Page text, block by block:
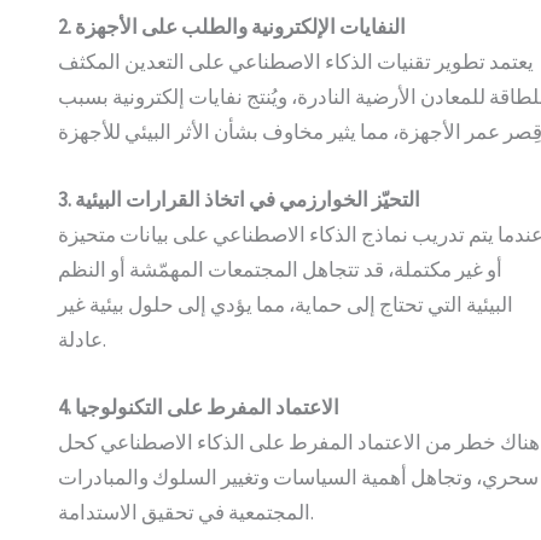
2. النفايات الإلكترونية والطلب على الأجهزة
يعتمد تطوير تقنيات الذكاء الاصطناعي على التعدين المكثف
للمعادن الأرضية النادرة، ويُنتج نفايات إلكترونية بسبب
3. التحيّز الخوارزمي في اتخاذ القرارات البيئية
يتم تدريب نماذج الذكاء الاصطناعي على بيانات متحيزة
أو غير مكتملة، قد تتجاهل المجتمعات المهمّشة أو النظم
البيئية التي تحتاج إلى حماية، مما يؤدي إلى حلول بيئية غير
عادلة.
4. الاعتماد المفرط على التكنولوجيا
هناك خطر من الاعتماد المفرط على الذكاء الاصطناعي كحل
سحري، وتجاهل أهمية السياسات وتغيير السلوك والمبادرات
المجتمعية في تحقيق الاستدامة.